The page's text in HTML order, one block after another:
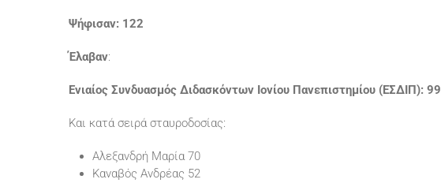
Ψήφισαν: 122
Έλαβαν:
Ενιαίος Συνδυασμός Διδασκόντων Ιονίου Πανεπιστημίου (ΕΣΔΙΠ): 99
Και κατά σειρά σταυροδοσίας:
Αλεξανδρή Μαρία 70
Καναβός Ανδρέας 52